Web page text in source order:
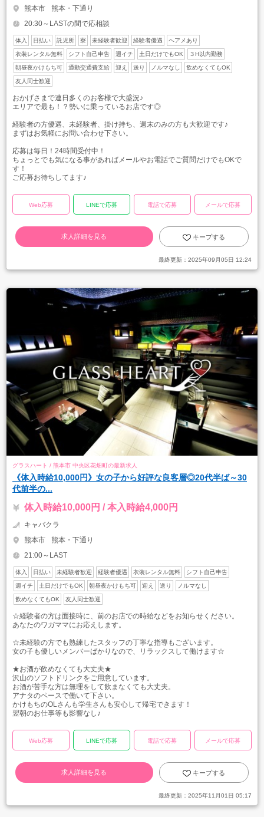
熊本市
熊本・下通り
20:30～LASTの間で応相談
体入 日払い 託児所 寮 未経験者歓迎 経験者優遇 ヘアメあり
衣装レンタル無料 シフト自己申告 週イチ 土日だけでもOK ３H以内勤務
朝昼夜かけもち可 通勤交通費支給 迎え 送り ノルマなし 飲めなくてもOK
友人同士歓迎
おかげさまで連日多くのお客様で大盛況♪
エリアで最も！？勢いに乗っているお店です◎
経験者の方優遇、未経験者、掛け持ち、週末のみの方も大歓迎です♪
まずはお気軽にお問い合わせ下さい。
応募は毎日！24時間受付中！
ちょっとでも気になる事があればメールやお電話でご質問だけでもOKで
す！
ご応募お待ちしてます♪
Web応募 LINEで応募 電話で応募 メールで応募
求人詳細を見る キープする
最終更新： 2025年09月05日 12:24
グラスハート / 熊本市 中央区花畑町の最新求人
《体入時給10,000円》女の子から好評な良客層◎20代半ば～30
代前半の...
体入時給10,000円 / 本入時給4,000円
キャバクラ
熊本市
熊本・下通り
21:00～LAST
体入 日払い 未経験者歓迎 経験者優遇 衣装レンタル無料 シフト自己申告
週イチ 土日だけでもOK 朝昼夜かけもち可 迎え 送り ノルマなし
飲めなくてもOK 友人同士歓迎
☆経験者の方は面接時に、前のお店での時給などをお知らせください。
あなたのワガママにお応えします。
☆未経験の方でも熟練したスタッフの丁寧な指導もございます。
女の子も優しいメンバーばかりなので、リラックスして働けます☆
★お酒が飲めなくても大丈夫★
沢山のソフトドリンクをご用意しています。
お酒が苦手な方は無理をして飲まなくても大丈夫。
アナタのペースで働いて下さい。
かけもちのOLさんも学生さんも安心して帰宅できます！
翌朝のお仕事等も影響なし♪
Web応募 LINEで応募 電話で応募 メールで応募
求人詳細を見る キープする
最終更新： 2025年11月01日 05:17